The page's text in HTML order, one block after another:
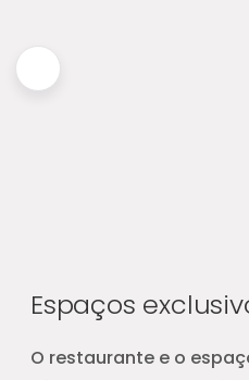
Espaços
O restaurante e o